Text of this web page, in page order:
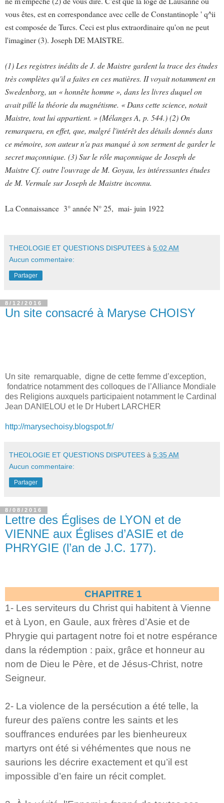
vous êtes, est en correspondance avec celle de Constantinople ' q^ii
est composée de Turcs. Ceci est plus extraordinaire qu'on ne peut
l'imaginer (3). Joseph DE MAISTRE.
(1) Les registres inédits de J. de Maistre gardent la trace des études
très complètes qu'il a faites en ces matières. II voyait notamment en
Swedenborg, un « honnête homme », dans les livres duquel on
avait pillé la théorie du magnétisme. « Dans cette science, notait
Maistre, tout lui appartient. » (Mélanges A, p. 544.) (2) On
remarquera, en effet, que, malgré l'intérêt des détails donnés dans
ce mémoire, son auteur n'a pas manqué à son serment de garder le
secret maçonnique. (3) Sur le rôle maçonnique de Joseph de
Maistre Cf. outre l'ouvrage de M. Goyau, les intéressantes études
de M. Vermale sur Joseph de Maistre inconnu.
La Connaissance 3° année N° 25, mai- juin 1922
THEOLOGIE ET QUESTIONS DISPUTEES à 5:02 AM
Aucun commentaire:
Partager
8/12/2016
Un site consacré à Maryse CHOISY
Un site remarquable, digne de cette femme d’exception,
fondatrice notamment des colloques de l’Alliance Mondiale
des Religions auxquels participaient notamment le Cardinal
Jean DANIELOU et le Dr Hubert LARCHER
http://marysechoisy.blogspot.fr/
THEOLOGIE ET QUESTIONS DISPUTEES à 5:35 AM
Aucun commentaire:
Partager
8/08/2016
Lettre des Églises de LYON et de
VIENNE aux Églises d’ASIE et de
PHRYGIE (l’an de J.C. 177).
CHAPITRE 1
1- Les serviteurs du Christ qui habitent à Vienne
et à Lyon, en Gaule, aux frères d’Asie et de
Phrygie qui partagent notre foi et notre espérance
dans la rédemption : paix, grâce et honneur au
nom de Dieu le Père, et de Jésus-Christ, notre
Seigneur.
2- La violence de la persécution a été telle, la
fureur des païens contre les saints et les
souffrances endurées par les bienheureux
martyrs ont été si véhémentes que nous ne
saurions les décrire exactement et qu’il est
impossible d’en faire un récit complet.